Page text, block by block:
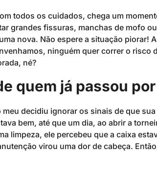
todos os cuidados, chega um
grandes fissuras, manchas de mofo
nova. Não espere a situação piorar!
ninguém quer correr o risco
né?
quem já passou
meu decidiu ignorar os sinais de que
bem, até que um dia, ao abrir a
limpeza, ele percebeu que a caixa
virou uma dor de cabeça.